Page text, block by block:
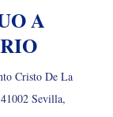
A
Cristo De La
Sevilla,